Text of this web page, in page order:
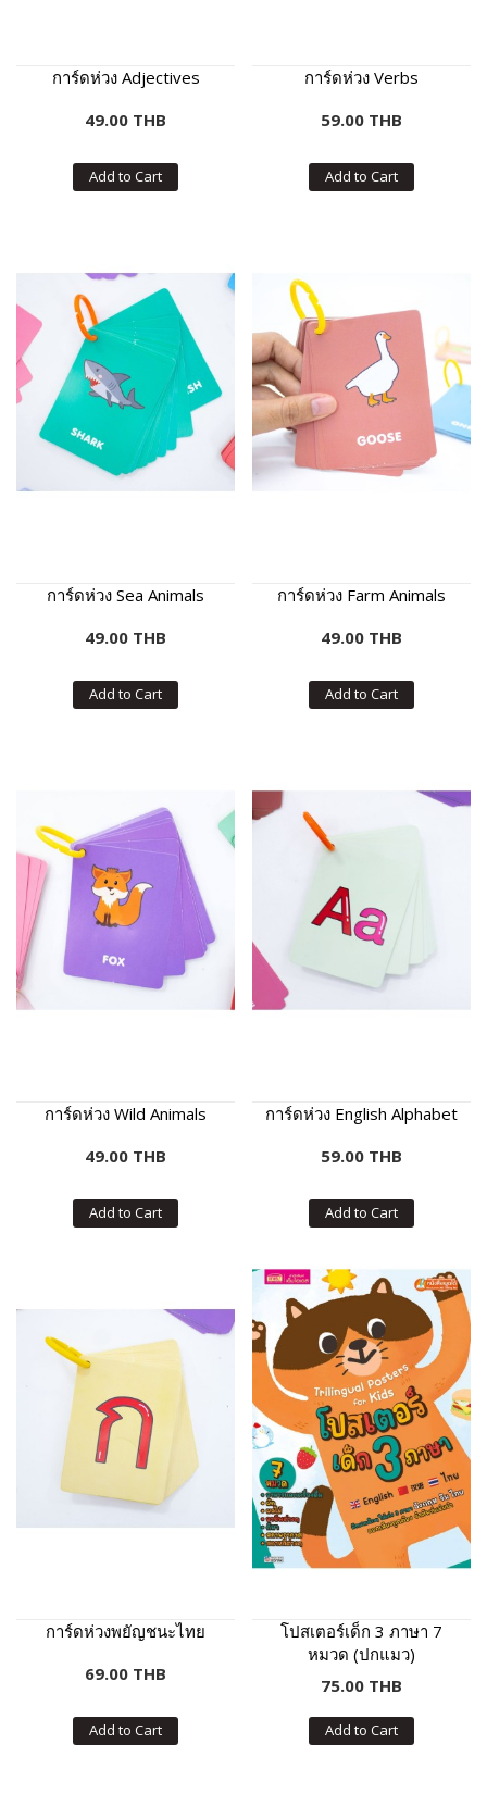
การ์ดห่วง Adjectives
49.00 THB
Add to Cart
การ์ดห่วง Verbs
59.00 THB
Add to Cart
การ์ดห่วง Sea Animals
49.00 THB
Add to Cart
การ์ดห่วง Farm Animals
49.00 THB
Add to Cart
การ์ดห่วง Wild Animals
49.00 THB
Add to Cart
การ์ดห่วง English Alphabet
59.00 THB
Add to Cart
การ์ดห่วงพยัญชนะไทย
69.00 THB
Add to Cart
โปสเตอร์เด็ก 3 ภาษา 7
หมวด (ปกแมว)
75.00 THB
Add to Cart